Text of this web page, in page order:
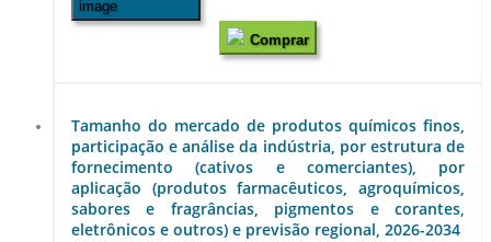
Comprar
Tamanho do mercado de produtos químicos finos,
participação e análise da indústria, por estrutura de
fornecimento (cativos e comerciantes), por
aplicação (produtos farmacêuticos, agroquímicos,
sabores e fragrâncias, pigmentos e corantes,
eletrônicos e outros) e previsão regional, 2026-2034